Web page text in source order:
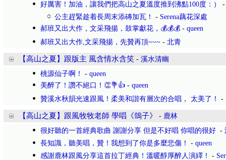
好厲害！加油，讓我們把高山之夏溫度推到沸點100度：）
公主趕緊趁着長周末添磚加瓦！
- Serena藕花深處
郝班又出大作，文采飛揚，鼓掌獻花，💰💰💰 - queen
郝班又出大作,文采飛揚，先贊再頂~~~ - 北青
【高山之夏】跟版主 風含情水含笑 - 溪水清幽
桃源仙子啊！
- queen
美醉了！讚不絕口！👏💐👍 - queen
贊溪水秋韻光速跟風！柔美和諧有層次的合唱， 太美了！
-
【高山之夏】跟風牧牧老師 學唱《鴿子》 - 鹿林
很好聽的一首經典歌曲 謝謝分享 但是不好唱 你唱的很好 -
長知識，聽美唱，贊！我想到了你是多麼悲傷！
- queen
感謝鹿林跟風分享這首拉丁經典！溫暖醇厚醉人演繹！
-